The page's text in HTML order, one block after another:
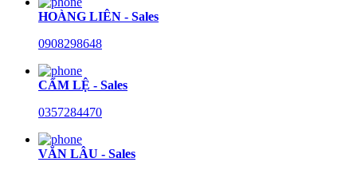
HOÀNG LIÊN - Sales
0908298648
CẨM LỆ - Sales
0357284470
VĂN LÂU - Sales